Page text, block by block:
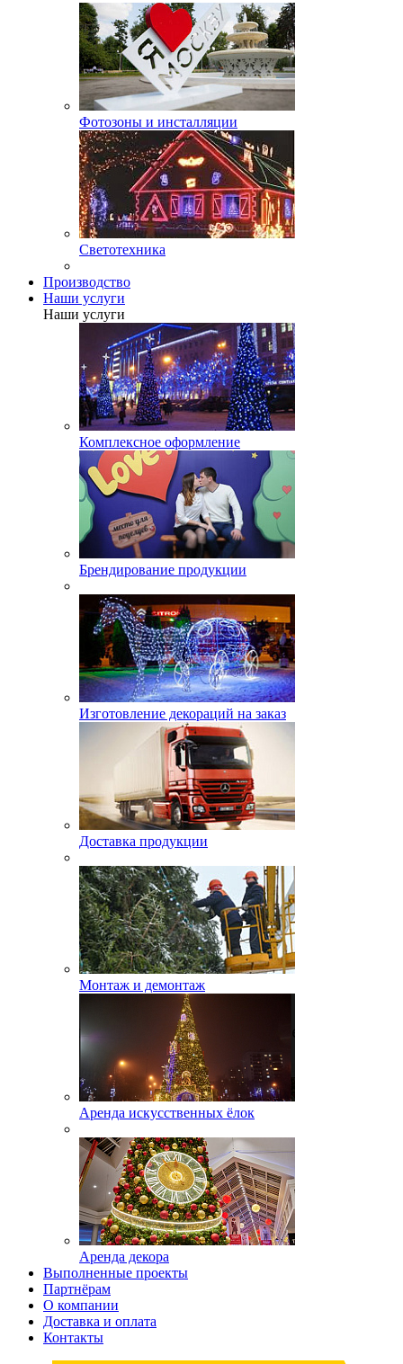
Фотозоны и инсталляции
Светотехника
Производство
Наши услуги
Наши услуги
Комплексное оформление
Брендирование продукции
Изготовление декораций на заказ
Доставка продукции
Монтаж и демонтаж
Аренда искусственных ёлок
Аренда декора
Выполненные проекты
Партнёрам
О компании
Доставка и оплата
Контакты